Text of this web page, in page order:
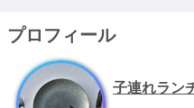
プロフィール
子連れラン